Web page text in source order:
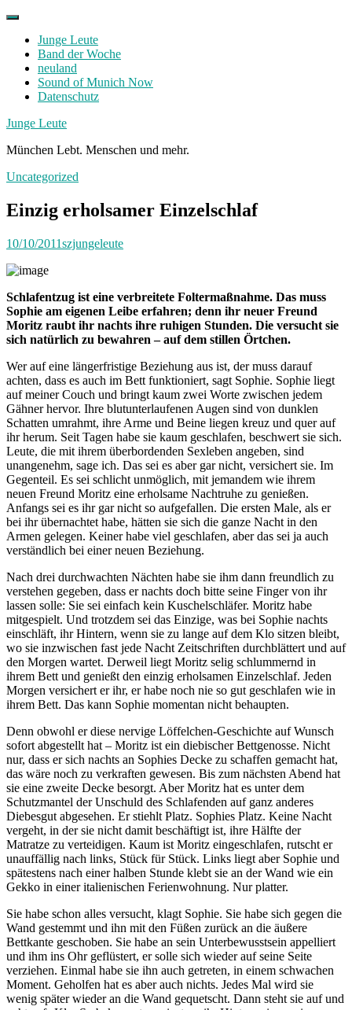
Skip
contentJunge Leute
Band der Woche
neuland
Sound of Munich Now
Datenschutz
Facebook
Twitter
Instagram
Junge Leute
München Lebt. Menschen und mehr.
Uncategorized
Einzig erholsamer Einzelschlaf
10/10/2011szjungeleute
Schlafentzug ist eine verbreitete Foltermaßnahme. Das muss
Sophie am eigenen Leibe erfahren; denn ihr neuer Freund
Moritz raubt ihr nachts ihre ruhigen Stunden. Die versucht sie
sich natürlich zu bewahren – auf dem stillen Örtchen.
Wer auf eine längerfristige Beziehung aus ist, der muss darauf
achten, dass es auch im Bett funktioniert, sagt Sophie. Sophie liegt
auf meiner Couch und bringt kaum zwei Worte zwischen jedem
Gähner hervor. Ihre blutunterlaufenen Augen sind von dunklen
Schatten umrahmt, ihre Arme und Beine liegen kreuz und quer auf
ihr herum. Seit Tagen habe sie kaum geschlafen, beschwert sie sich.
Leute, die mit ihrem überbordenden Sexleben angeben, sind
unangenehm, sage ich. Das sei es aber gar nicht, versichert sie. Im
Gegenteil. Es sei schlicht unmöglich, mit jemandem wie ihrem
neuen Freund Moritz eine erholsame Nachtruhe zu genießen.
Anfangs sei es ihr gar nicht so aufgefallen. Die ersten Male, als er
bei ihr übernachtet habe, hätten sie sich die ganze Nacht in den
Armen gelegen. Keiner habe viel geschlafen, aber das sei ja auch
verständlich bei einer neuen Beziehung.
Nach drei durchwachten Nächten habe sie ihm dann freundlich zu
verstehen gegeben, dass er nachts doch bitte seine Finger von ihr
lassen solle: Sie sei einfach kein Kuschelschläfer. Moritz habe
mitgespielt. Und trotzdem sei das Einzige, was bei Sophie nachts
einschläft, ihr Hintern, wenn sie zu lange auf dem Klo sitzen bleibt,
wo sie inzwischen fast jede Nacht Zeitschriften durchblättert und auf
den Morgen wartet. Derweil liegt Moritz selig schlummernd in
ihrem Bett und genießt den einzig erholsamen Einzelschlaf. Jeden
Morgen versichert er ihr, er habe noch nie so gut geschlafen wie in
ihrem Bett. Das kann Sophie momentan nicht behaupten.
Denn obwohl er diese nervige Löffelchen-Geschichte auf Wunsch
sofort abgestellt hat – Moritz ist ein diebischer Bettgenosse. Nicht
nur, dass er sich nachts an Sophies Decke zu schaffen gemacht hat,
das wäre noch zu verkraften gewesen. Bis zum nächsten Abend hat
sie eine zweite Decke besorgt. Aber Moritz hat es unter dem
Schutzmantel der Unschuld des Schlafenden auf ganz anderes
Diebesgut abgesehen. Er stiehlt Platz. Sophies Platz. Keine Nacht
vergeht, in der sie nicht damit beschäftigt ist, ihre Hälfte der
Matratze zu verteidigen. Kaum ist Moritz eingeschlafen, rutscht er
unauffällig nach links, Stück für Stück. Links liegt aber Sophie und
spätestens nach einer halben Stunde klebt sie an der Wand wie ein
Gekko in einer italienischen Ferienwohnung. Nur platter.
Sie habe schon alles versucht, klagt Sophie. Sie habe sich gegen die
Wand gestemmt und ihn mit den Füßen zurück an die äußere
Bettkante geschoben. Sie habe an sein Unterbewusstsein appelliert
und ihm ins Ohr geflüstert, er solle sich wieder auf seine Seite
verziehen. Einmal habe sie ihn auch getreten, in einem schwachen
Moment. Geholfen hat es aber auch nichts. Jedes Mal wird sie
wenig später wieder an die Wand gequetscht. Dann steht sie auf und